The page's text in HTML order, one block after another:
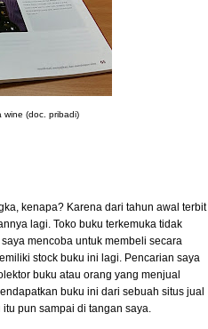
wine (doc. pribadi)
kenapa? Karena dari tahun awal terbit
lagi. Toko buku terkemuka tidak
mencoba untuk membeli secara
stock buku ini lagi. Pencarian saya
buku atau orang yang menjual
buku ini dari sebuah situs jual
pun sampai di tangan saya.